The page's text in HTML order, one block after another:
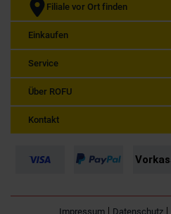
Filiale vor Ort finden
Einkaufen
Service
Über ROFU
Kontakt
Impressum Datenschutz